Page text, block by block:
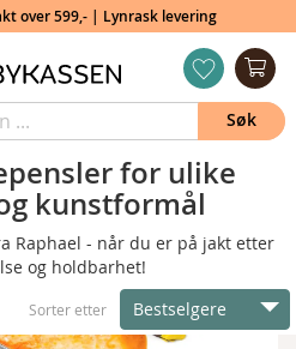
over 599,- | Lynrask levering
for ulike
kunstformål
Raphael - når du er på jakt etter
og holdbarhet!
Sorter etter Bestselgere
Søk
ønskeliste